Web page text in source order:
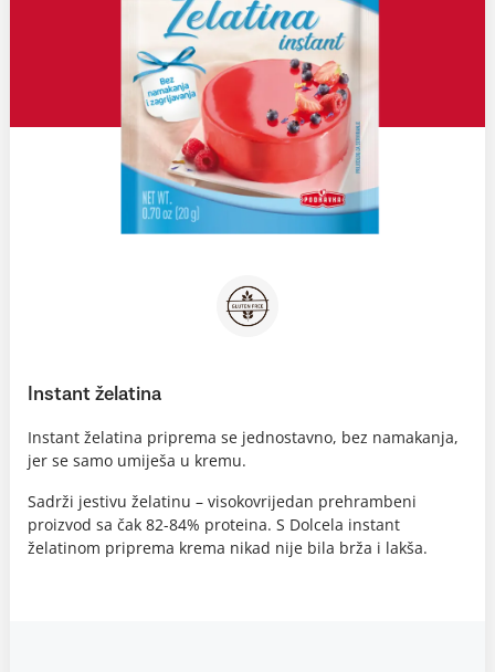
Instant želatina
Instant želatina priprema se jednostavno, bez namakanja,
jer se samo umiješa u kremu.
Sadrži jestivu želatinu – visokovrijedan prehrambeni
proizvod sa čak 82-84% proteina. S Dolcela instant
želatinom priprema krema nikad nije bila brža i lakša.